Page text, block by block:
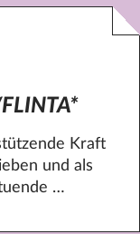
Kraft
und als
…
FLINTA*